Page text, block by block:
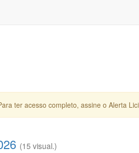
ter acesso completo, assine o Alerta
(15 visual.)